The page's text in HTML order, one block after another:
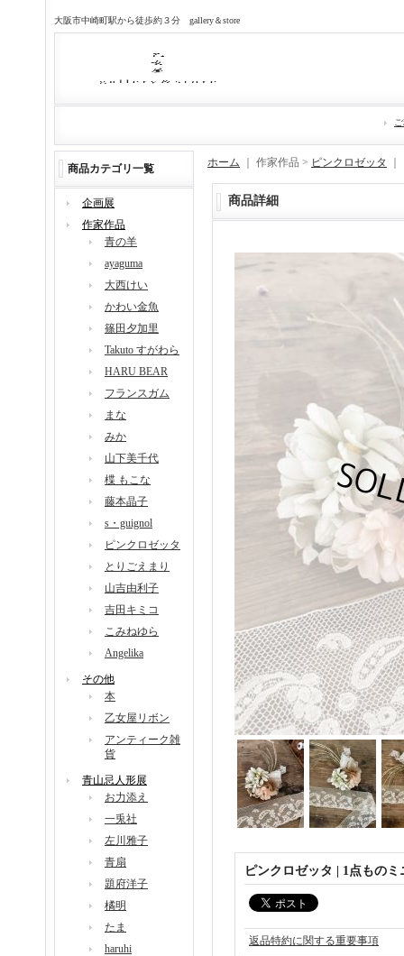
大阪市中崎町駅から徒歩約３分 gallery＆store
商品カテゴリ一覧
企画展
作家作品
青の羊
ayaguma
大西けい
かわい金魚
篠田夕加里
Takuto すがわら
HARU BEAR
フランスガム
まな
みか
山下美千代
楪 もこな
藤本晶子
s・guignol
ピンクロゼッタ
とりごえまり
山吉由利子
吉田キミコ
こみねゆら
Angelika
その他
本
乙女屋リボン
アンティーク雑
貨
青山忌人形展
お力添え
一兎社
左川雅子
青扇
題府洋子
橘明
たま
haruhi
ホーム ｜ 作家作品 > ピンクロゼッタ
商品詳細
ピンクロゼッタ | 1点もの
返品特約に関する重要事項